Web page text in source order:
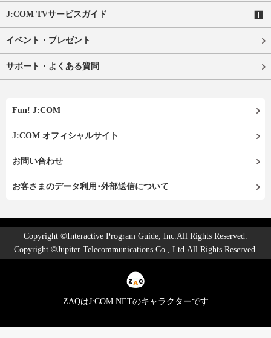
J:COM TVサービスガイド
イベント・プレゼント
サポート・よくある質問
Fun! J:COM
J:COM オフィシャルサイト
お問い合わせ
お客さまのデータ利用･外部送信について
Copyright ©Interactive Program Guide, Inc.All Rights Reserved.
Copyright ©Jupiter Telecommunications Co., Ltd.All Rights Reserved.
ZAQはJ:COM NETのキャラクターです